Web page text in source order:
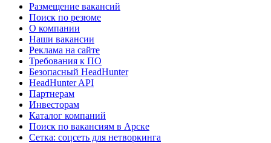
Размещение вакансий
Поиск по резюме
О компании
Наши вакансии
Реклама на сайте
Требования к ПО
Безопасный HeadHunter
HeadHunter API
Партнерам
Инвесторам
Каталог компаний
Поиск по вакансиям в Арске
Сетка: соцсеть для нетворкинга